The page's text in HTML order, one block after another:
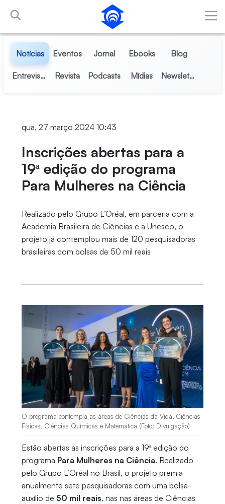
Pular para o Conteúdo principal
Notícias Eventos Jornal Ebooks Blog
Entrevistas Revista Podcasts Mídias Newsletter
qua, 27 março 2024 10:43
Inscrições abertas para a
19ª edição do programa
Para Mulheres na Ciência
Realizado pelo Grupo L’Oréal, em parceria com a
Academia Brasileira de Ciências e a Unesco, o
projeto já contemplou mais de 120 pesquisadoras
brasileiras com bolsas de 50 mil reais
O programa contempla as áreas de Ciências da Vida, Ciências
Físicas, Ciências Químicas e Matemática (Foto: Divulgação)
Estão abertas as inscrições para a 19ª edição do
programa Para Mulheres na Ciência. Realizado
pelo Grupo L’Oréal no Brasil, o projeto premia
anualmente sete pesquisadoras com uma bolsa-
auxílio de 50 mil reais, nas nas áreas de Ciências